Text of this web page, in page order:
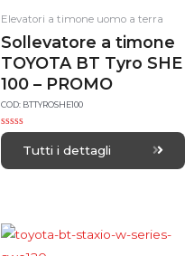
Elevatori a timone uomo a terra
Sollevatore a timone
TOYOTA BT Tyro SHE
100 – PROMO
COD: BTTYROSHE100
R
e
o
f
Tutti i dettagli